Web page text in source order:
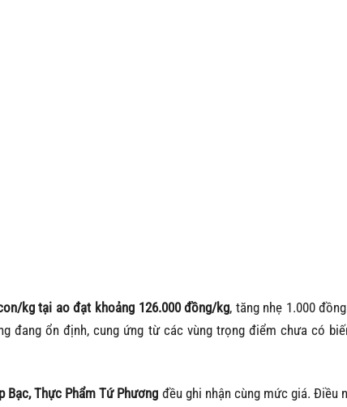
kg tại ao đạt khoảng 126.000 đồng/kg, tăng nhẹ 1.000
đang ổn định, cung ứng từ các vùng trọng điểm chưa có
Bạc, Thực Phẩm Tứ Phương đều ghi nhận cùng mức giá. Điều